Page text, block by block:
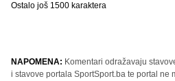
Ostalo još 1500 karaktera
NAPOMENA: Komentari odražavaju
i stavove portala SportSport.ba te portal ne